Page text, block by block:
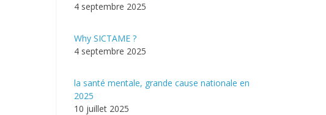
4 septembre 2025
Why SICTAME ?
4 septembre 2025
la santé mentale, grande cause nationale en
2025
10 juillet 2025